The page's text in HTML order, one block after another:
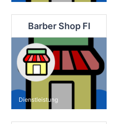
Barber Shop FI
Dienstleistung